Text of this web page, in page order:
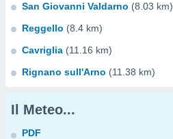
San Giovanni Valdarno (8.03 km)
Reggello (8.4 km)
Cavriglia (11.16 km)
Rignano sull'Arno (11.38 km)
Il Meteo...
PDF